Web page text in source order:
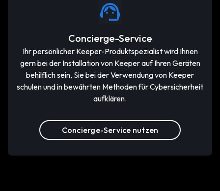
Concierge-Service
Ihr persönlicher Keeper-Produktspezialist wird Ihnen
gern bei der Installation von Keeper auf Ihren Geräten
behilflich sein, Sie bei der Verwendung von Keeper
schulen und in bewährten Methoden für Cybersicherheit
aufklären.
Concierge-Service nutzen